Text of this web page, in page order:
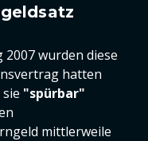
wurden diese
hatten
"spürbar"
mittlerweile